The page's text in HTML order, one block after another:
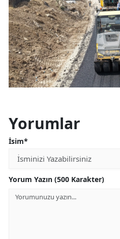
Yorumlar
İsim*
Yorum Yazın (500 Karakter)